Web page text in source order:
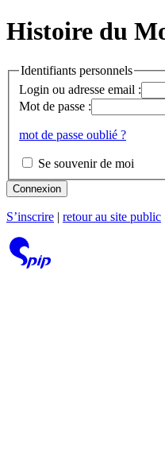
Histoire du
Identifiants personnels
Login ou adresse email :
Mot de passe :
mot de passe oublié ?
Se souvenir de moi
Connexion
S’inscrire retour au site public